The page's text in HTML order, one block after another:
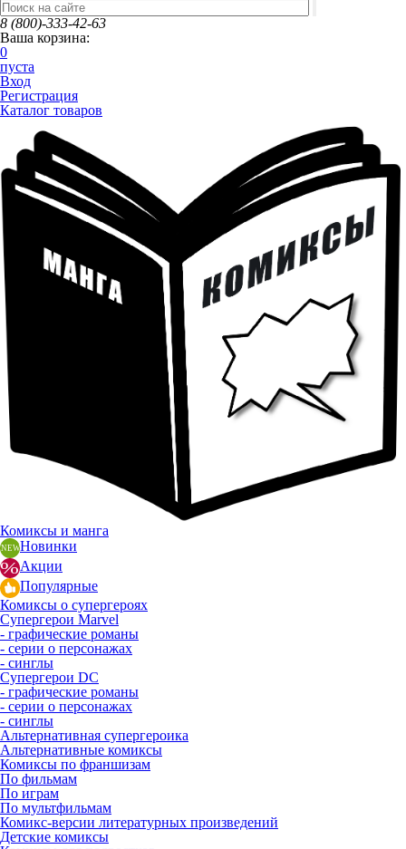
8 (800)-333-42-63
Ваша корзина:
0
пуста
Вход
Регистрация
Каталог товаров
Комиксы и манга
Новинки
Акции
Популярные
Комиксы о супергероях
Супергерои Marvel
- графические романы
- серии о персонажах
- синглы
Супергерои DC
- графические романы
- серии о персонажах
- синглы
Альтернативная супергероика
Альтернативные комиксы
Комиксы по франшизам
По фильмам
По играм
По мультфильмам
Комикс-версии литературных произведений
Детские комиксы